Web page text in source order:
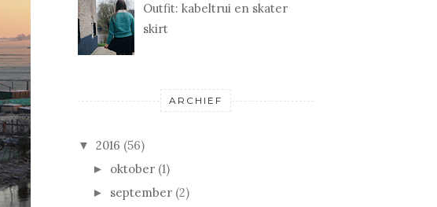
Outfit: kabeltrui en skater
skirt
ARCHIEF
▼ 2016 (56)
► oktober (1)
► september (2)